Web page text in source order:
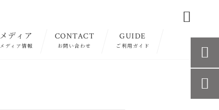
ディア
メディア情報
CONTACT
お問い合わせ
GUIDE
ご利用ガイド


